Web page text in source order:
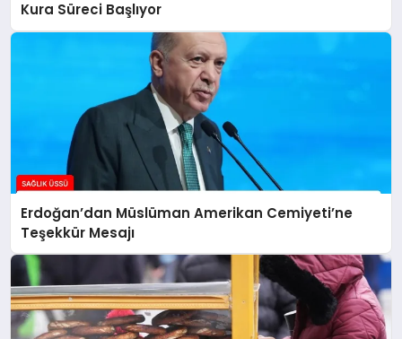
Kura Süreci Başlıyor
Erdoğan’dan Müslüman Amerikan Cemiyeti’ne
Teşekkür Mesajı